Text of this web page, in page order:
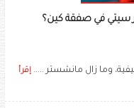
سيتي في صفقة كين؟
وما زال مانشستر ..... إقرأ